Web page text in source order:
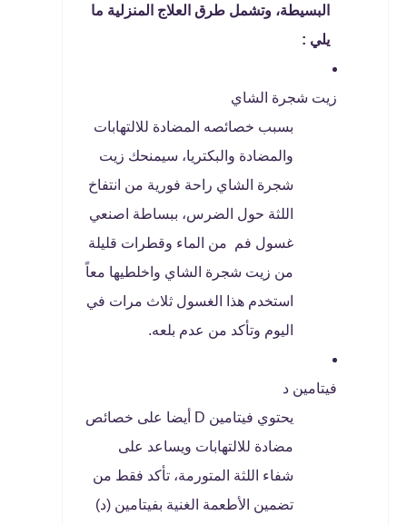
البسيطة، وتشمل طرق العلاج المنزلية ما
يلي :
زيت شجرة الشاي
بسبب خصائصه المضادة للالتهابات
والمضادة والبكتريا، سيمنحك زيت
شجرة الشاي راحة فورية من انتفاخ
اللثة حول الضرس، ببساطة اصنعي
غسول فم من الماء وقطرات قليلة
من زيت شجرة الشاي واخلطيها معاً
استخدم هذا الغسول ثلاث مرات في
اليوم وتأكد من عدم بلعه.
فيتامين د
يحتوي فيتامين D أيضا على خصائص
مضادة للالتهابات ويساعد على
شفاء اللثة المتورمة، تأكد فقط من
تضمين الأطعمة الغنية بفيتامين (د)